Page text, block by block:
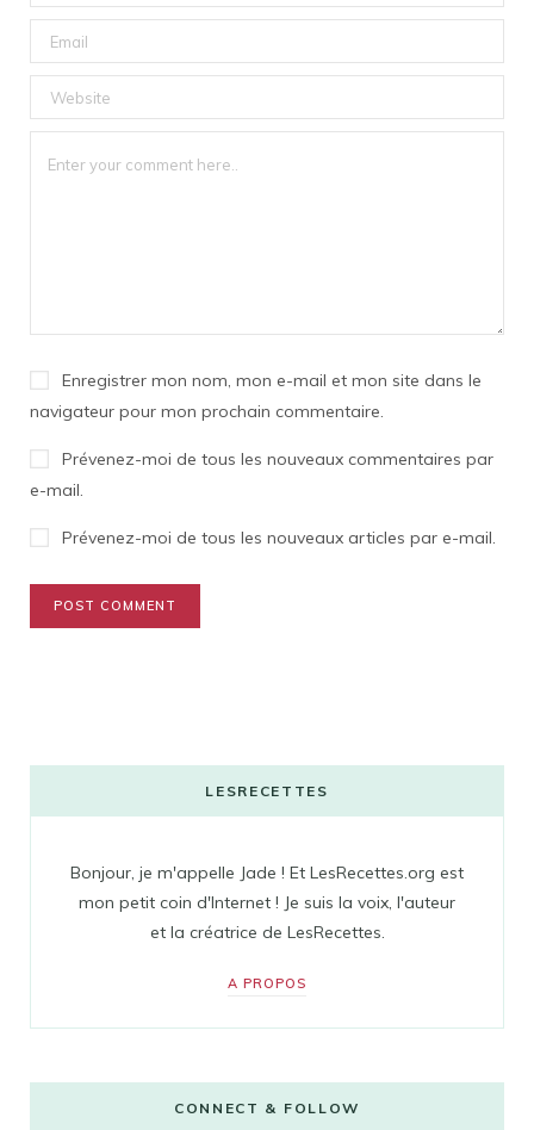
Enregistrer mon nom, mon e-mail et mon site dans le
navigateur pour mon prochain commentaire.
Prévenez-moi de tous les nouveaux commentaires par
e-mail.
Prévenez-moi de tous les nouveaux articles par e-mail.
LESRECETTES
Bonjour, je m'appelle Jade ! Et LesRecettes.org est
mon petit coin d'Internet ! Je suis la voix, l'auteur
et la créatrice de LesRecettes.
A PROPOS
CONNECT & FOLLOW